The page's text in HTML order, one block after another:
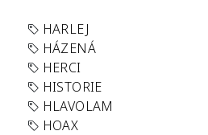
HARLEJ
HÁZENÁ
HERCI
HISTORIE
HLAVOLAM
HOAX